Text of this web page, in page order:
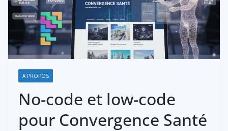
A PROPOS
No-code et low-code
pour Convergence Santé